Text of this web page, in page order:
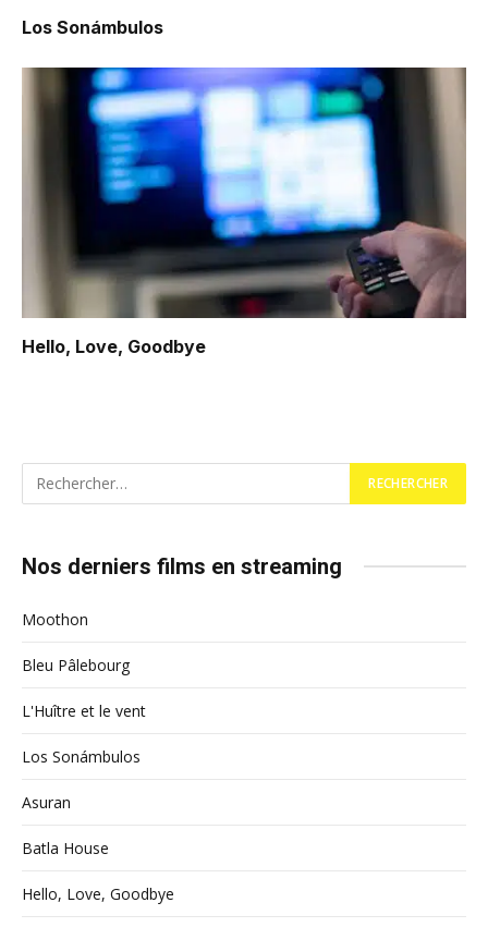
Los Sonámbulos
Hello, Love, Goodbye
Nos derniers films en streaming
Moothon
Bleu Pâlebourg
L'Huître et le vent
Los Sonámbulos
Asuran
Batla House
Hello, Love, Goodbye